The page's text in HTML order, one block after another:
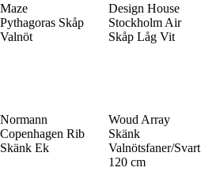
Maze
Pythagoras Skåp
Valnöt
Design House
Stockholm Air
Skåp Låg Vit
Normann
Copenhagen Rib
Skänk Ek
Woud Array
Skänk
Valnötsfaner/Svart
120 cm